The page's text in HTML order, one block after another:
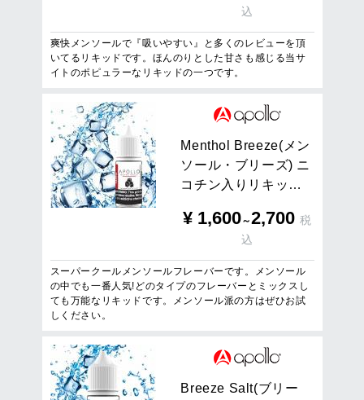
込
爽快メンソールで『吸いやすい』と多くのレビューを頂
いてるリキッドです。ほんのりとした甘さも感じる当サ
イトのポピュラーなリキッドの一つです。
Mentho Breeze( メ ン
ソ ー ル ・ ブリ ー ズ) ニ
コ チ ン 入 り リ キ ッ …
¥ 1,600～2,700税
込
スーパークールメンソールフレーバーです。メンソール
の中でも一番人気!どのタイプのフレーバーとミックスし
ても万能なリキッドです。メンソール派の方はぜひお試
しください。
Breeze Sa lt(ブリ ー